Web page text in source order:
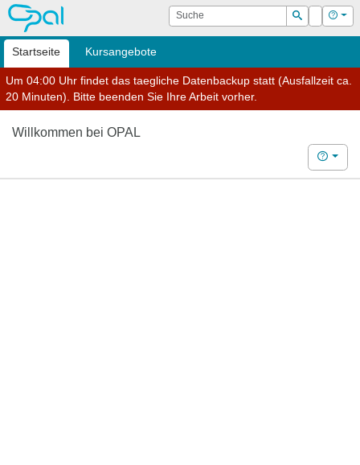
OPAL Suche
Suchen
Login Hilfe
Startseite Kursangebote
Um 04:00 Uhr findet das taegliche Datenbackup statt (Ausfallzeit ca.
20 Minuten). Bitte beenden Sie Ihre Arbeit vorher.
Willkommen bei OPAL
Hilfe